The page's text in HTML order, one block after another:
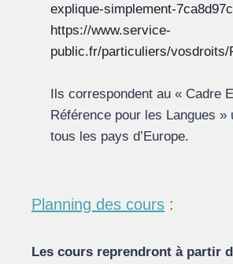
explique-simplement-
https://www.service-
public.fr/particuliers/vosdroits/
Ils correspondent au « Cadre
Référence pour les Langues »
tous les pays d’Europe.
Planning des cours :
Les cours reprendront à partir